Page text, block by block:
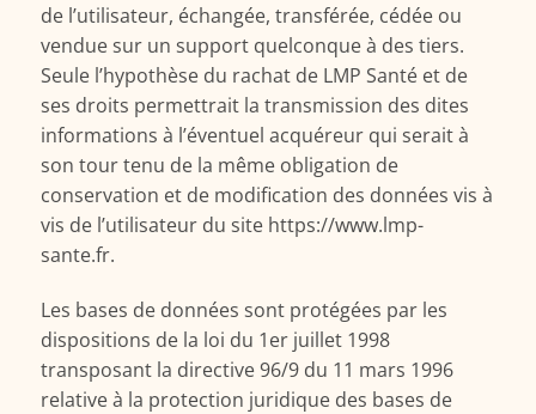
de l’utilisateur, échangée, transférée, cédée ou
vendue sur un support quelconque à des tiers.
Seule l’hypothèse du rachat de LMP Santé et de
ses droits permettrait la transmission des dites
informations à l’éventuel acquéreur qui serait à
son tour tenu de la même obligation de
conservation et de modification des données vis à
vis de l’utilisateur du site https://www.lmp-
sante.fr.
Les bases de données sont protégées par les
dispositions de la loi du 1er juillet 1998
transposant la directive 96/9 du 11 mars 1996
relative à la protection juridique des bases de